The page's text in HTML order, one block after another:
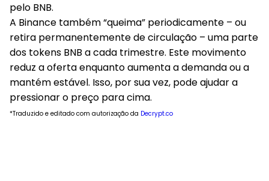
pelo BNB.
A Binance também “queima” periodicamente – ou
retira permanentemente de circulação – uma parte
dos tokens BNB a cada trimestre. Este movimento
reduz a oferta enquanto aumenta a demanda ou a
mantém estável. Isso, por sua vez, pode ajudar a
pressionar o preço para cima.
*Traduzido e editado com autorização da Decrypt.co